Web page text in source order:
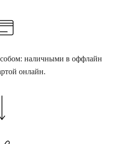
наличными в оффлайн
онлайн.